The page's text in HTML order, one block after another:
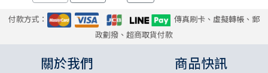
付款方式：
傳真刷卡、虛擬轉帳、郵
政劃撥、超商取貨付款
關於我們 商品快訊